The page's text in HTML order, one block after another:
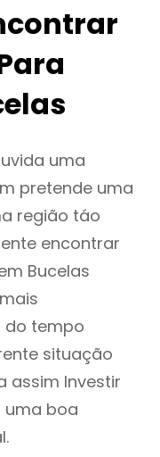
uma
pretende uma
região táo
encontrar
Bucelas
do tempo
situação
assim Investir
uma boa